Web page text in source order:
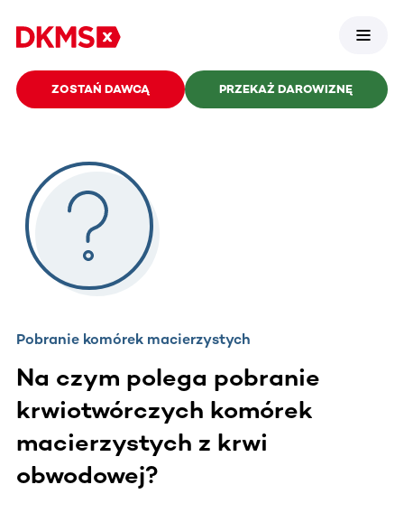
ZOSTAŃ DAWCĄ PRZEKAŻ DAROWIZNĘ
Pobranie komórek macierzystych
Na czym polega pobranie
krwiotwórczych komórek
macierzystych z krwi
obwodowej?